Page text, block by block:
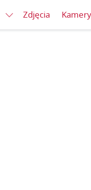
Zdjęcia Kamery